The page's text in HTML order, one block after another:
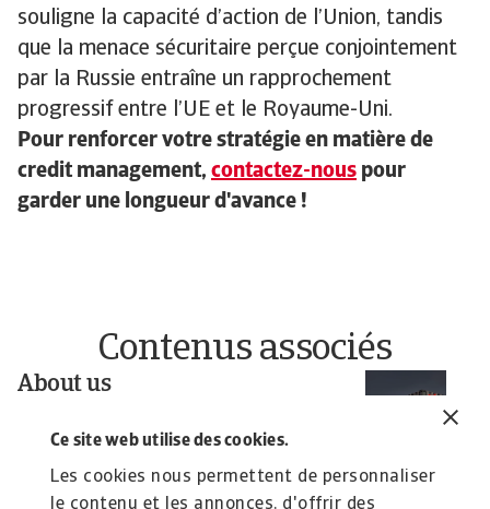
Ce site web utilise des cookies.
Les cookies nous permettent de personnaliser
le contenu et les annonces, d'offrir des
souligne la capacité d’action de l’Union, tandis
que la menace sécuritaire perçue conjointement
par la Russie entraîne un rapprochement
progressif entre l’UE et le Royaume-Uni.
Pour renforcer votre stratégie en matière de
credit management, contactez-nous pour
garder une longueur d'avance !
Contenus associés
About us
debt collection services. We strive to ...